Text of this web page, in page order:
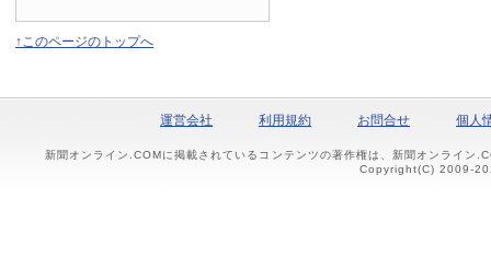
↑このページのトップへ
運営会社 利用規約 お問合せ 個人
新聞オンライン.COMに掲載されているコンテンツの著作権は、新聞オンライン
Copyright(C) 2009-